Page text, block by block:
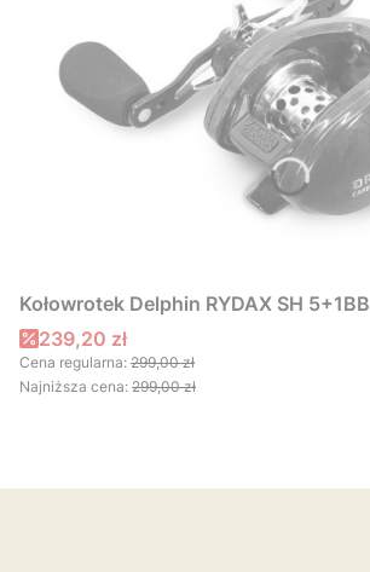
Kołowrotek Delphin RYDAX SH 5+1BB
Cena promocyjna
239,20 zł
Cena regularna: 299,00 zł
Najniższa cena: 299,00 zł